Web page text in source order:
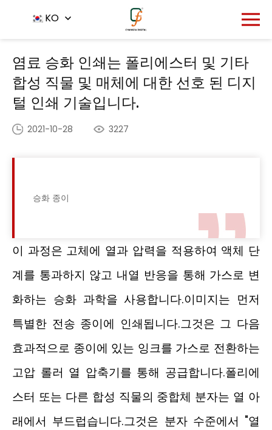
KO
뉴스 센터
염료 승화 인쇄는 폴리에스터 및 기타 합성
직물 및 매체에 대한 선호 된 디지털 인쇄 기술입니다.
염료 승화 인쇄는 폴리에스터 및 기타
합성 직물 및 매체에 대한 선호 된 디지
털 인쇄 기술입니다.
2021-10-28 3227
승화 종이
이 과정은 고체에 열과 압력을 적용하여 액체 단
계를 통과하지 않고 내열 반응을 통해 가스로 변
화하는 승화 과학을 사용합니다.이미지는 먼저
특별한 전송 종이에 인쇄됩니다.그것은 그 다음
효과적으로 종이에 있는 잉크를 가스로 전환하는
고압 롤러 열 압축기를 통해 공급합니다.폴리에
스터 또는 다른 합성 직물의 중합체 분자는 열 아
래에서 부드럽습니다.그것은 분자 수준에서 "열